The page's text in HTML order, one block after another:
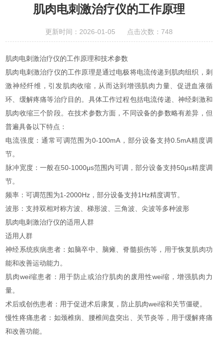
肌肉电刺激治疗仪的工作原理
更新时间：2026-01-05 点击次数：748
肌肉电刺激治疗仪的工作原理和技术参数
肌肉电刺激治疗仪的工作原理是通过电极将电流传递到肌肉组织，刺
激神经纤维，引发肌肉收缩，从而达到增强肌肉力量、促进血液循
环、缓解疼痛等治疗目的。具体工作过程包括电流传递、神经刺激和
肌肉收缩三个阶段。在技术参数方面，不同设备的参数略有差异，但
普遍具备以下特点：
电流强度：通常可调范围为0-100mA，部分设备支持0.5mA精度调
节。
脉冲宽度：一般在50-1000μs范围内可调，部分设备支持50μs精度调
节。
频率：可调范围为1-2000Hz，部分设备支持1Hz精度调节。
波形：支持双相对称方波、梯形波、三角波、尖波等多种波形
肌肉电刺激治疗仪的适用人群
适用人群
神经系统疾病患者：如脑卒中、脑瘫、脊髓损伤等，用于恢复肌肉功
能和改善运动能力。
肌肉wei缩患者：用于防止或治疗肌肉的废用性wei缩，增强肌肉力
量。
术后或创伤患者：用于促进术后康复，防止肌肉wei缩和关节僵硬。
慢性疼痛患者：如颈椎病、腰椎间盘突出、关节炎等，用于缓解疼痛
和改善功能。